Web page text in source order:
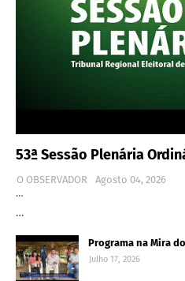
53ª Sessão Plenária
O OBSERVADOR
Agosto 04, 2026
…
…
Programa na Mira
Julho 17, 2026